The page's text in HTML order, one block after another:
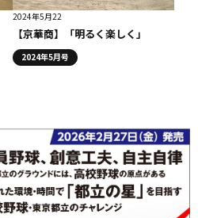
2024年5月22
【京華商】「明るく楽しく」
2024年5月号